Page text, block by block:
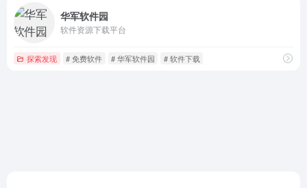
华军软件园
软件资源下载平台
探索发现 # 免费软件 # 华军软件园 # 软件下载